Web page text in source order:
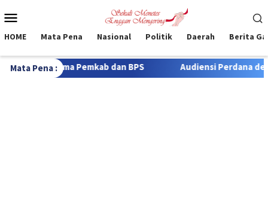
ke
Mobile
HOME Mata Pena Nasional Politik Daerah Berita
Mata Pena :
BPS Audiensi Perdana dengan Wartawan, Kapolres